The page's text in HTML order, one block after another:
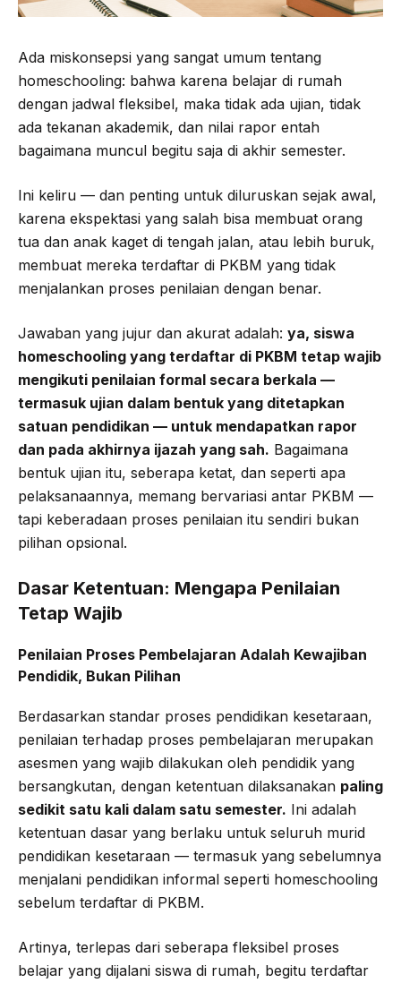
Ada miskonsepsi yang sangat umum tentang
homeschooling: bahwa karena belajar di rumah
dengan jadwal fleksibel, maka tidak ada ujian, tidak
ada tekanan akademik, dan nilai rapor entah
bagaimana muncul begitu saja di akhir semester.
Ini keliru — dan penting untuk diluruskan sejak awal,
karena ekspektasi yang salah bisa membuat orang
tua dan anak kaget di tengah jalan, atau lebih buruk,
membuat mereka terdaftar di PKBM yang tidak
menjalankan proses penilaian dengan benar.
Jawaban yang jujur dan akurat adalah: ya, siswa
homeschooling yang terdaftar di PKBM tetap wajib
mengikuti penilaian formal secara berkala —
termasuk ujian dalam bentuk yang ditetapkan
satuan pendidikan — untuk mendapatkan rapor
dan pada akhirnya ijazah yang sah. Bagaimana
bentuk ujian itu, seberapa ketat, dan seperti apa
pelaksanaannya, memang bervariasi antar PKBM —
tapi keberadaan proses penilaian itu sendiri bukan
pilihan opsional.
Dasar Ketentuan: Mengapa Penilaian
Tetap Wajib
Penilaian Proses Pembelajaran Adalah Kewajiban
Pendidik, Bukan Pilihan
Berdasarkan standar proses pendidikan kesetaraan,
penilaian terhadap proses pembelajaran merupakan
asesmen yang wajib dilakukan oleh pendidik yang
bersangkutan, dengan ketentuan dilaksanakan paling
sedikit satu kali dalam satu semester. Ini adalah
ketentuan dasar yang berlaku untuk seluruh murid
pendidikan kesetaraan — termasuk yang sebelumnya
menjalani pendidikan informal seperti homeschooling
sebelum terdaftar di PKBM.
Artinya, terlepas dari seberapa fleksibel proses
belajar yang dijalani siswa di rumah, begitu terdaftar